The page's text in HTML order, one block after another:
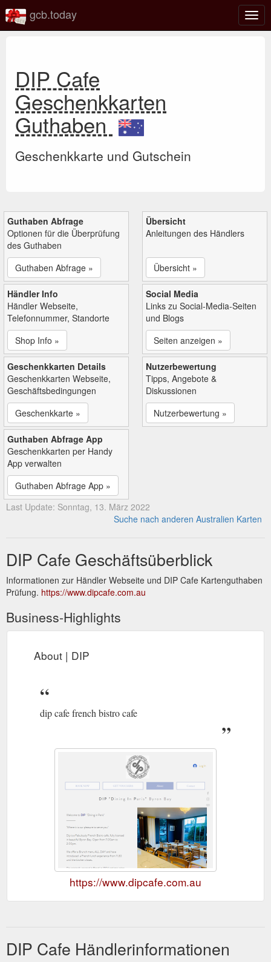
gcb.today
DIP Cafe
Geschenkkarten
Guthaben
Geschenkkarte und Gutschein
Guthaben Abfrage
Optionen für die Überprüfung
des Guthaben
Guthaben Abfrage »
Übersicht
Anleitungen des Händlers
Übersicht »
Händler Info
Händler Webseite,
Telefonnummer, Standorte
Shop Info »
Social Media
Links zu Social-Media-Seiten
und Blogs
Seiten anzeigen »
Geschenkkarten Details
Geschenkkarten Webseite,
Geschäftsbedingungen
Geschenkkarte »
Nutzerbewertung
Tipps, Angebote &
Diskussionen
Nutzerbewertung »
Guthaben Abfrage App
Geschenkkarten per Handy
App verwalten
Guthaben Abfrage App »
Last Update: Sonntag, 13. März 2022
Suche nach anderen Australien Karten
DIP Cafe Geschäftsüberblick
Informationen zur Händler Webseite und DIP Cafe Kartenguthaben
Prüfung. https://www.dipcafe.com.au
Business-Highlights
About | DIP
dip cafe french bistro cafe
https://www.dipcafe.com.au
DIP Cafe Händlerinformationen